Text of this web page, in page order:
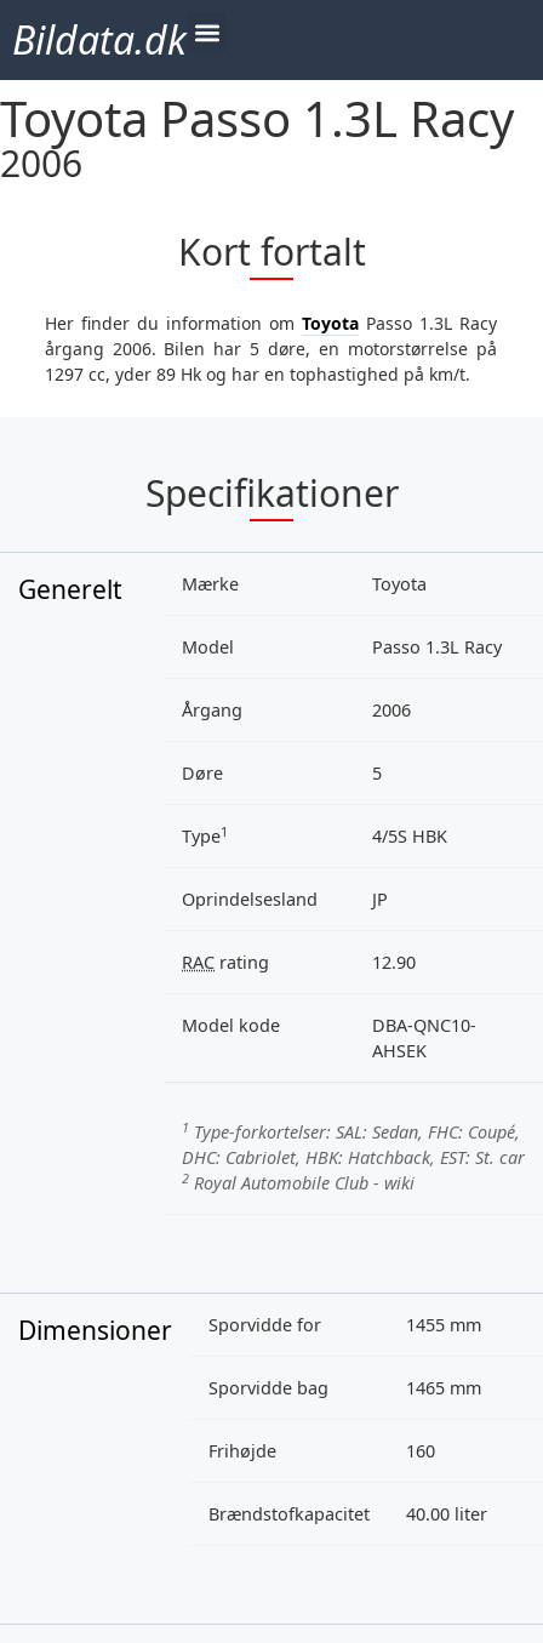
Bildata.dk
Toyota Passo 1.3L Racy
2006
Kort fortalt
Her finder du information omToyota Passo 1.3L Racy
årgang 2006. Bilen har 5 døre, en motorstørrelse på
1297 cc, yder 89 Hk og har en tophastighed på km/t.
Specifikationer
Generelt Mærke Toyota
Model Passo 1.3L Racy
Årgang 2006
Døre 5
Type1 4/5S HBK
Oprindelsesland JP
RAC rating 12.90
Model kode
DBA-QNC10-
AHSEK
1 Type-forkortelser: SAL: Sedan, FHC: Coupé,
DHC: Cabriolet, HBK: Hatchback, EST: St. car
2 Royal Automobile Club - wiki
Dimensioner Sporvidde for 1455 mm
Sporvidde bag 1465 mm
Frihøjde 160
Brændstofkapacitet 40.00 liter